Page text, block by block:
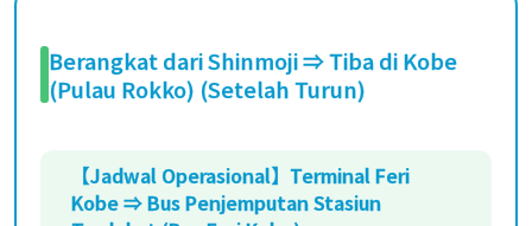
Berangkat dari Shinmoji ⇒ Tiba di Kobe
(Pulau Rokko) (Setelah Turun)
【Jadwal Operasional】Terminal Feri
Kobe ⇒ Bus Penjemputan Stasiun